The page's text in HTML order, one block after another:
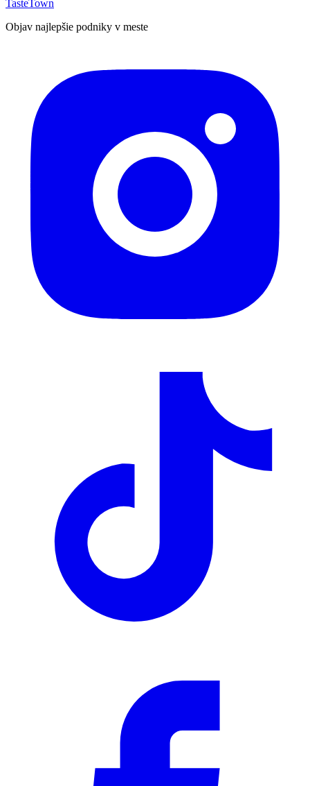
TasteTown
Objav najlepšie podniky v meste